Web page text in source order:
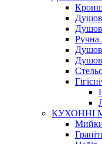
Ручна
КУХОННІ
Мийки